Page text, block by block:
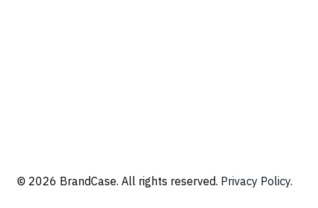
© 2026 BrandCase. All rights reserved. Privacy Policy.